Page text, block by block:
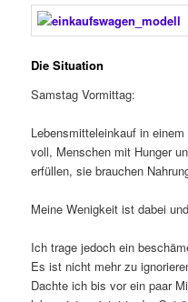
Die Situation
Samstag Vormittag:
Lebensmitteleinkauf in
voll, Menschen mit Hunger
erfüllen, sie brauchen
Meine Wenigkeit ist dabei
Ich trage jedoch ein
Es ist nicht mehr zu
Dachte ich bis vor ein paar